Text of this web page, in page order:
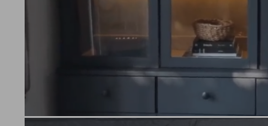
Influencer:Steffido